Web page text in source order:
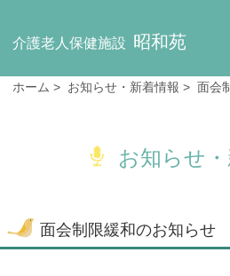
介護老人保健施設 昭和苑
ホーム > お知らせ・新着情報 > 面会
お知らせ
面会制限緩和のお知らせ